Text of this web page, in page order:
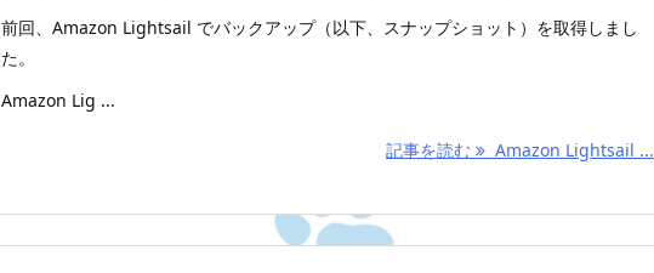
前回、Amazon Lightsail でバックアップ（以下、スナップショット）を取得しまし
た。
Amazon Lig ...
記事を読む Amazon Lightsail ...